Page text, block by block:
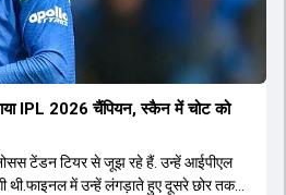
टेंडन टियर से जूझ रहे हैं. उन्हें आईपीएल
में उन्हें लंगड़ाते हुए दूसरे छोर तक